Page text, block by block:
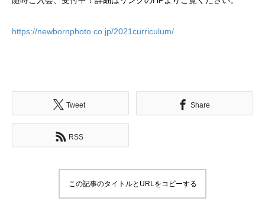
https://newbornphoto.co.jp/2021curriculum/
Tweet Share
RSS
この記事のタイトルとURLをコピーする